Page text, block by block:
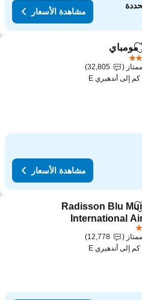
مشاهدة الأسعار
Add to
مومباي
32,805
مشاهدة الأسعار
Add to
Radisson Blu
International
12,778